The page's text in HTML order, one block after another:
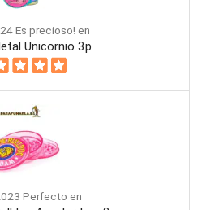
Es precioso! en
Unicornio 3p
Perfecto en